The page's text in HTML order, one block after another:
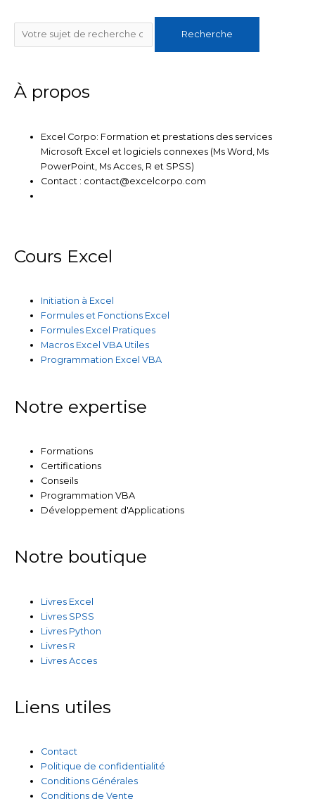
d
i
e
r
o
o
b
e
a
g
r
Rechercher
Recherche
À propos
Excel Corpo: Formation et prestations des services
Microsoft Excel et logiciels connexes (Ms Word, Ms
PowerPoint, Ms Acces, R et SPSS)
Contact : contact@excelcorpo.com
Cours Excel
Initiation à Excel
Formules et Fonctions Excel
Formules Excel Pratiques
Macros Excel VBA Utiles
Programmation Excel VBA
Notre expertise
Formations
Certifications
Conseils
Programmation VBA
Développement d'Applications
Notre boutique
Livres Excel
Livres SPSS
Livres Python
Livres R
Livres Acces
Liens utiles
Contact
Politique de confidentialité
Conditions Générales
Conditions de Vente